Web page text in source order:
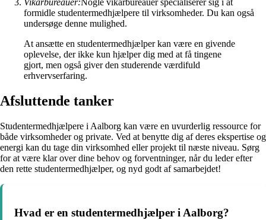
Vikarbureauer:Nogle vikarbureauer specialiserer sig i at
formidle studentermedhjælpere til virksomheder. Du kan også
undersøge denne mulighed.
At ansætte en studentermedhjælper kan være en givende
oplevelse, der ikke kun hjælper dig med at få tingene
gjort, men også giver den studerende værdifuld
erhvervserfaring.
Afsluttende tanker
Studentermedhjælpere i Aalborg kan være en uvurderlig ressource for
både virksomheder og private. Ved at benytte dig af deres ekspertise og
energi kan du tage din virksomhed eller projekt til næste niveau. Sørg
for at være klar over dine behov og forventninger, når du leder efter
den rette studentermedhjælper, og nyd godt af samarbejdet!
Hvad er en studentermedhjælper i Aalborg?